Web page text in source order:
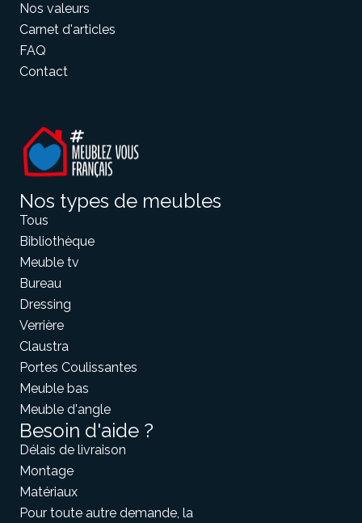
Nos valeurs
Carnet d'articles
FAQ
Contact
Nos types de meubles
Tous
Bibliothèque
Meuble tv
Bureau
Dressing
Verrière
Claustra
Portes Coulissantes
Meuble bas
Meuble d'angle
Besoin d'aide ?
Délais de livraison
Montage
Matériaux
Pour toute autre demande, la